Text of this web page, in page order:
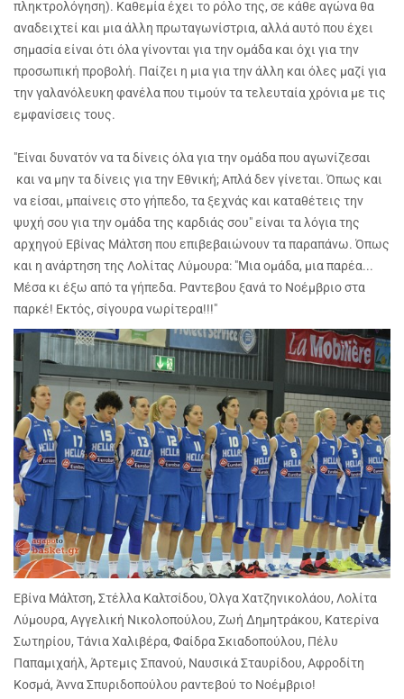
πληκτρολόγηση). Καθεμία έχει το ρόλο της, σε κάθε αγώνα θα
αναδειχτεί και μια άλλη πρωταγωνίστρια, αλλά αυτό που έχει
σημασία είναι ότι όλα γίνονται για την ομάδα και όχι για την
προσωπική προβολή. Παίζει η μια για την άλλη και όλες μαζί για
την γαλανόλευκη φανέλα που τιμούν τα τελευταία χρόνια με τις
εμφανίσεις τους.
"Είναι δυνατόν να τα δίνεις όλα για την ομάδα που αγωνίζεσαι
και να μην τα δίνεις για την Εθνική; Απλά δεν γίνεται. Όπως και
να είσαι, μπαίνεις στο γήπεδο, τα ξεχνάς και καταθέτεις την
ψυχή σου για την ομάδα της καρδιάς σου" είναι τα λόγια της
αρχηγού Εβίνας Μάλτση που επιβεβαιώνουν τα παραπάνω. Όπως
και η ανάρτηση της Λολίτας Λύμουρα: "Μια ομάδα, μια παρέα...
Μέσα κι έξω από τα γήπεδα. Ραντεβου ξανά το Νοέμβριο στα
παρκέ! Εκτός, σίγουρα νωρίτερα!!!"
Εβίνα Μάλτση, Στέλλα Καλτσίδου, Όλγα Χατζηνικολάου, Λολίτα
Λύμουρα, Αγγελική Νικολοπούλου, Ζωή Δημητράκου, Κατερίνα
Σωτηρίου, Τάνια Χαλιβέρα, Φαίδρα Σκιαδοπούλου, Πέλυ
Παπαμιχαήλ, Άρτεμις Σπανού, Ναυσικά Σταυρίδου, Αφροδίτη
Κοσμά, Άννα Σπυριδοπούλου ραντεβού το Νοέμβριο!